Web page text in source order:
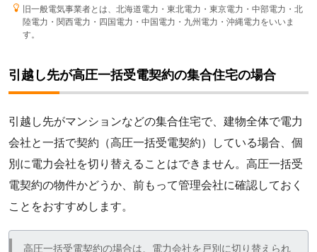
旧一般電気事業者とは、北海道電力・東北電力・東京電力・中部電力・北
陸電力・関西電力・四国電力・中国電力・九州電力・沖縄電力をいいま
す。
引越し先が高圧一括受電契約の集合住宅の場合
引越し先がマンションなどの集合住宅で、建物全体で電力
会社と一括で契約（高圧一括受電契約）している場合、個
別に電力会社を切り替えることはできません。高圧一括受
電契約の物件かどうか、前もって管理会社に確認しておく
ことをおすすめします。
高圧一括受電契約の場合は、電力会社を戸別に切り替えられ